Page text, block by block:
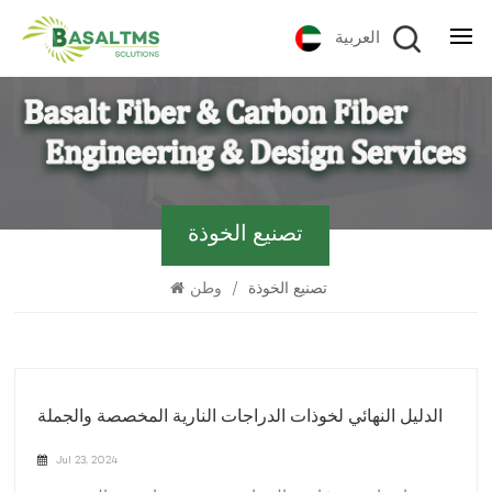
العربية
تصنيع الخوذة
/ تصنيع الخوذة
الدليل النهائي لخوذات الدراجات النارية المخصصة والجملة
Jul 23, 2024